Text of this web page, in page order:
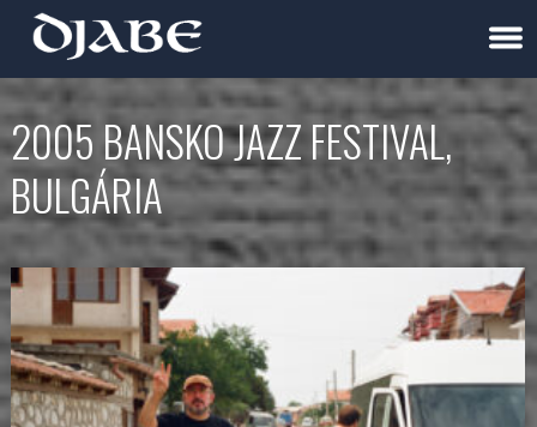
2005 BANSKO JAZZ FESTIVAL,
BULGÁRIA